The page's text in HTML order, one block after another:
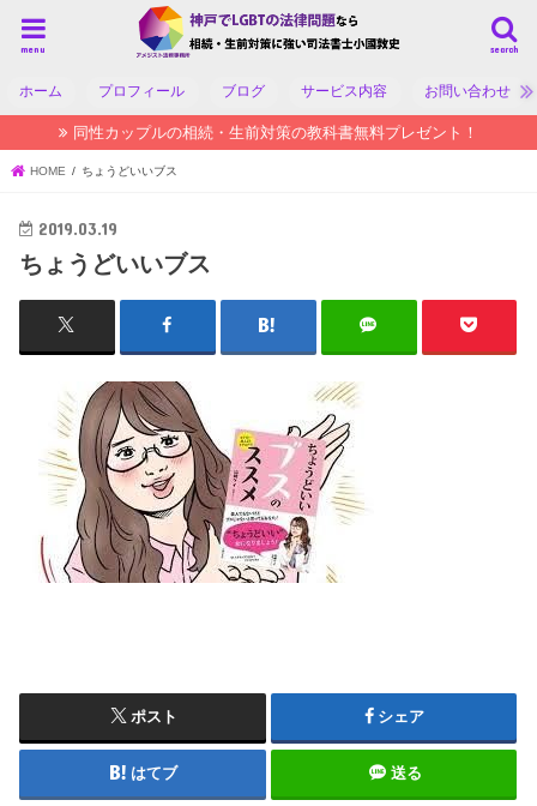
search
menu
ホーム プロフィール ブログ サービス内容 お問い合わせ
同性カップルの相続・生前対策の教科書無料プレゼント！
HOME ちょうどいいブス
2019.03.19
ちょうどいいブス
ポスト シェア
はてブ 送る